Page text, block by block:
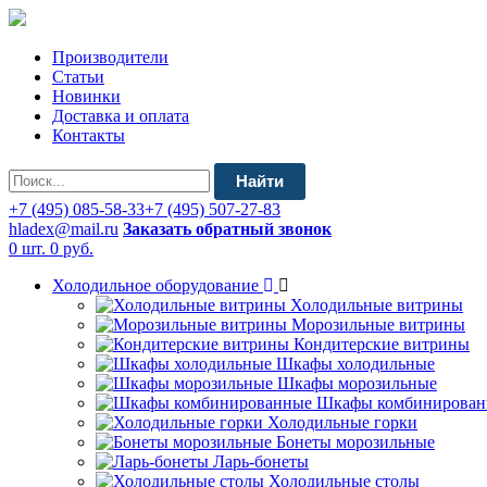
Производители
Статьи
Новинки
Доставка и оплата
Контакты
Найти
+7 (495) 085-58-33+7 (495) 507-27-83
hladex@mail.ru Заказать обратный звонок
0 шт. 0 руб.
Холодильное оборудование
Холодильные витрины
Морозильные витрины
Кондитерские витрины
Шкафы холодильные
Шкафы морозильные
Шкафы
Холодильные горки
Бонеты морозильные
Ларь-бонеты
Холодильные столы